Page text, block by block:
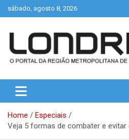
Skip
to
sábado, agosto 8, 2026
Londrix
Home
Especiais
Veja 5 formas de combater e